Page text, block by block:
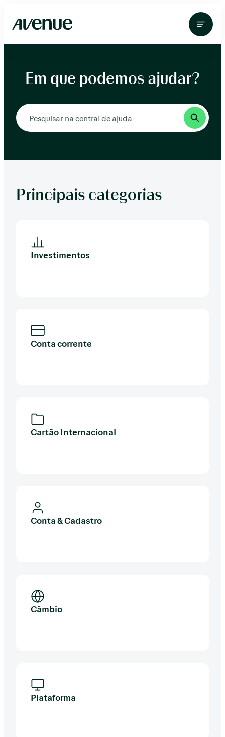
para
conteúdo
Em que podemos ajudar?
Principais categorias
Investimentos
Conta corrente
Cartão Internacional
Conta & Cadastro
Câmbio
Plataforma